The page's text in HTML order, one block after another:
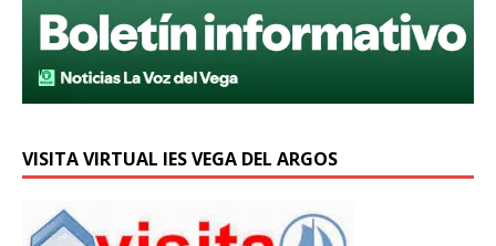
VISITA VIRTUAL IES VEGA DEL ARGOS